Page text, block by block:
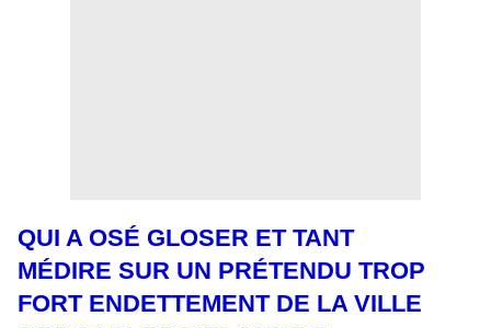
QUI A OSÉ GLOSER ET TANT
MÉDIRE SUR UN PRÉTENDU TROP
FORT ENDETTEMENT DE LA VILLE